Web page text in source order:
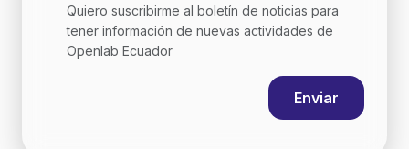
Quiero suscribirme al boletín de noticias para
tener información de nuevas actividades de
Openlab Ecuador